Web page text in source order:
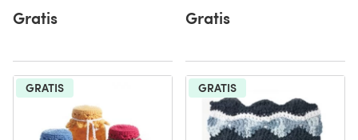
Gratis Gratis
GRATIS GRATIS